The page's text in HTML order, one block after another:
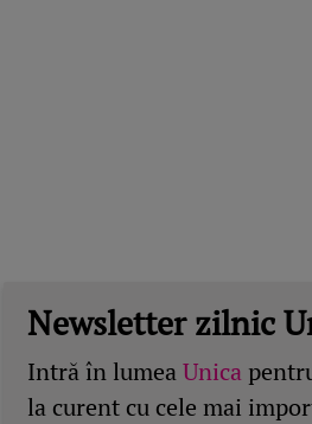
Newsletter zilnic
Intră în lumeaUnica
la curent cu cele mai